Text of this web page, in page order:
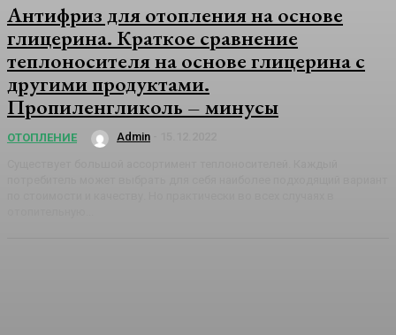
Антифриз для отопления на основе
глицерина. Краткое сравнение
теплоносителя на основе глицерина с
другими продуктами.
Пропиленгликоль – минусы
ОТОПЛЕНИЕ Admin